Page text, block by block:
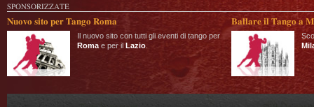
SPONSORIZZATE
Nuovo sito per Tango Roma
Il nuovo sito con tutti gli eventi di tango per
Roma e per il Lazio
Ballare il Tango a